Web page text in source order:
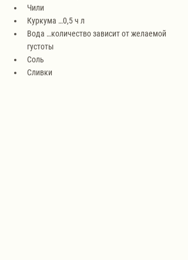
Чили
Куркума …0,5 ч л
Вода …количество зависит от желаемой
густоты
Соль
Сливки